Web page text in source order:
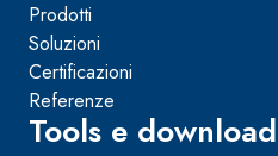
Prodotti
Soluzioni
Certificazioni
Referenze
Tools e download